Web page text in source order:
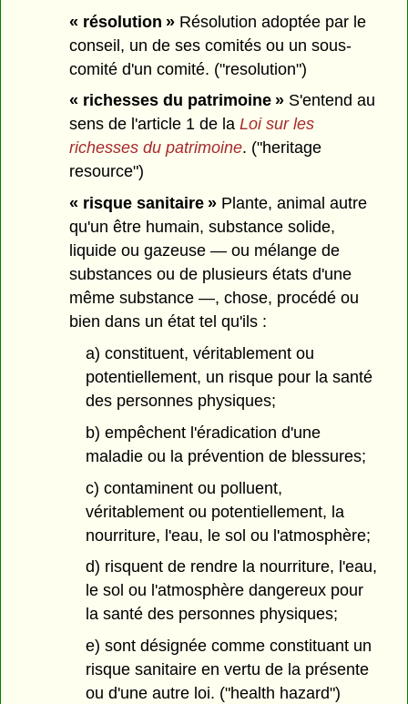
« résolution » Résolution adoptée par le
conseil, un de ses comités ou un sous-
comité d'un comité. ("resolution")
« richesses du patrimoine » S'entend au
sens de l'article 1 de laLoi sur les
richesses du patrimoine. ("heritage
resource")
« risque sanitaire » Plante, animal autre
qu'un être humain, substance solide,
liquide ou gazeuse — ou mélange de
substances ou de plusieurs états d'une
même substance —, chose, procédé ou
bien dans un état tel qu'ils :
a) constituent, véritablement ou
potentiellement, un risque pour la santé
des personnes physiques;
b) empêchent l'éradication d'une
maladie ou la prévention de blessures;
c) contaminent ou polluent,
véritablement ou potentiellement, la
nourriture, l'eau, le sol ou l'atmosphère;
d) risquent de rendre la nourriture, l'eau,
le sol ou l'atmosphère dangereux pour
la santé des personnes physiques;
e) sont désignée comme constituant un
risque sanitaire en vertu de la présente
ou d'une autre loi. ("health hazard")